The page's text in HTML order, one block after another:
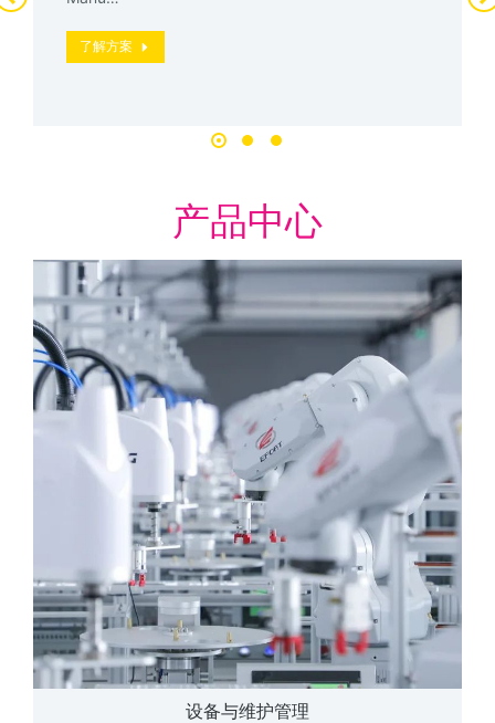
了解方案
产品中心
设备与维护管理